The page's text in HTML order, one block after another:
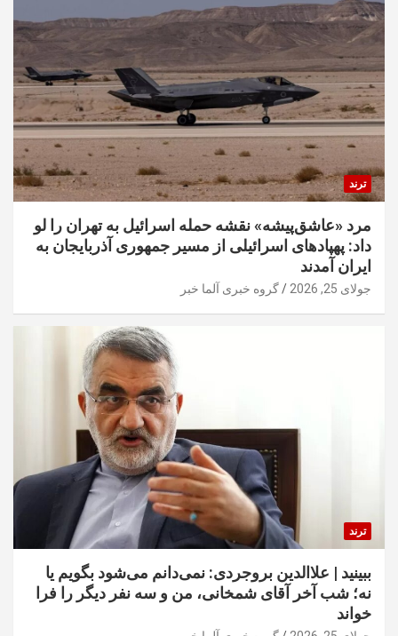
ترند
مرد «عاشق‌پیشه» نقشه حمله اسرائیل به تهران را لو
داد: پهپادهای اسرائیلی از مسیر جمهوری آذربایجان به
ایران آمدند
جولای 25, 2026 گروه خبری آلما خبر
ترند
ببینید | علاالدین بروجردی: نمی‌دانم می‌شود بگویم یا
نه؛ شب آخر آقای شمخانی، من و سه نفر دیگر را فرا
خواند